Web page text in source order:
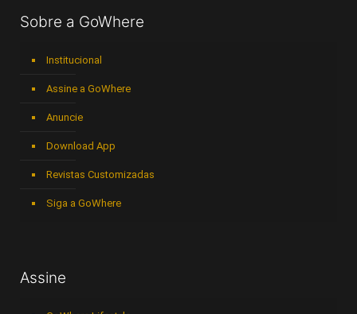
Sobre a GoWhere
Institucional
Assine a GoWhere
Anuncie
Download App
Revistas Customizadas
Siga a GoWhere
Assine